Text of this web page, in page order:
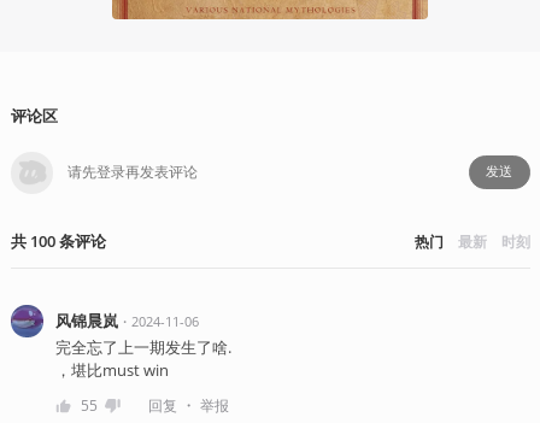
评论区
发送
共 100条评论 热门 最新 时刻
风锦晨岚・ 2024-11-06
完全忘了上一期发生了啥.
，堪比must win
55 回复 ・ 举报